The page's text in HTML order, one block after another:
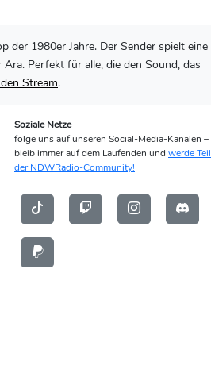
1980er Jahre. Der Sender spielt eine
Perfekt für alle, die den Sound, das
Stream.
Soziale Netze
folge uns auf unseren Social-Media-Kanälen –
bleib immer auf dem Laufenden und werde Teil
der NDWRadio-Community!